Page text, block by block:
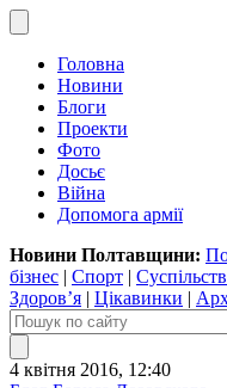
Головна
Новини
Блоги
Проекти
Фото
Досьє
Війна
Допомога армії
Новини Полтавщини:
бізнес | Спорт |
Здоров’я | Цікавинки |
4 квітня 2016, 12:40